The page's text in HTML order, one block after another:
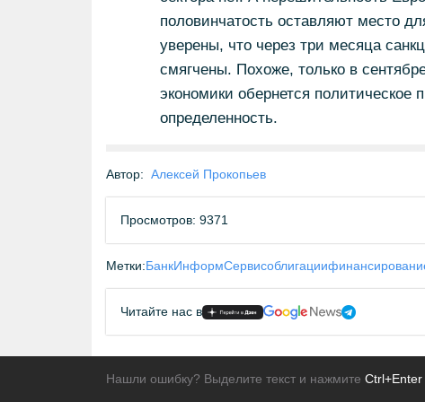
половинчатость оставляют место
уверены, что через три месяца
смягчены. Похоже, только в
экономики обернется политическое
определенность.
Автор: Алексей Прокопьев
Просмотров: 9371
Метки:БанкИнформСервисоблигации
Читайте нас в
Нашли ошибку? Выделите текст и нажмите Ctrl+Enter